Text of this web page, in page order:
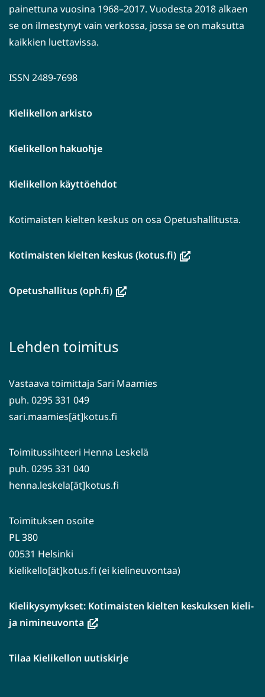
painettuna vuosina 1968–2017. Vuodesta 2018 alkaen
se on ilmestynyt vain verkossa, jossa se on maksutta
kaikkien luettavissa.
ISSN 2489-7698
Kielikellon arkisto
Kielikellon hakuohje
Kielikellon käyttöehdot
Kotimaisten kielten keskus on osa Opetushallitusta.
Kotimaisten kielten keskus (kotus.fi)(avautuu
Opetushallitus (oph.fi)(avautuu
toiseen
Lehden toimitus
Vastaava toimittaja Sari Maamies
puh. 0295 331 049
sari.maamies[ät]kotus.fi
Toimitussihteeri Henna Leskelä
puh. 0295 331 040
henna.leskela[ät]kotus.fi
Toimituksen osoite
PL 380
00531 Helsinki
kielikello[ät]kotus.fi (ei kielineuvontaa)
Kielikysymykset: Kotimaisten kielten keskuksen kieli-
ja nimineuvonta(avautuu
ikkunaan,
Tilaa Kielikellon uutiskirje